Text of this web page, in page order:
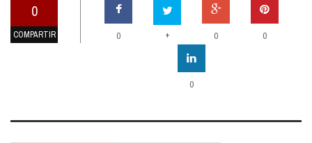
0
COMPARTIR 0 + 0 0
0